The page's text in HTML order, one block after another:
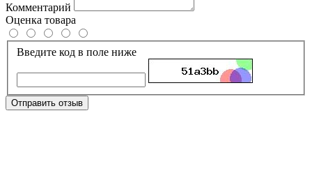
Комментарий
Оценка товара
Введите код в поле ниже
Отправить отзыв